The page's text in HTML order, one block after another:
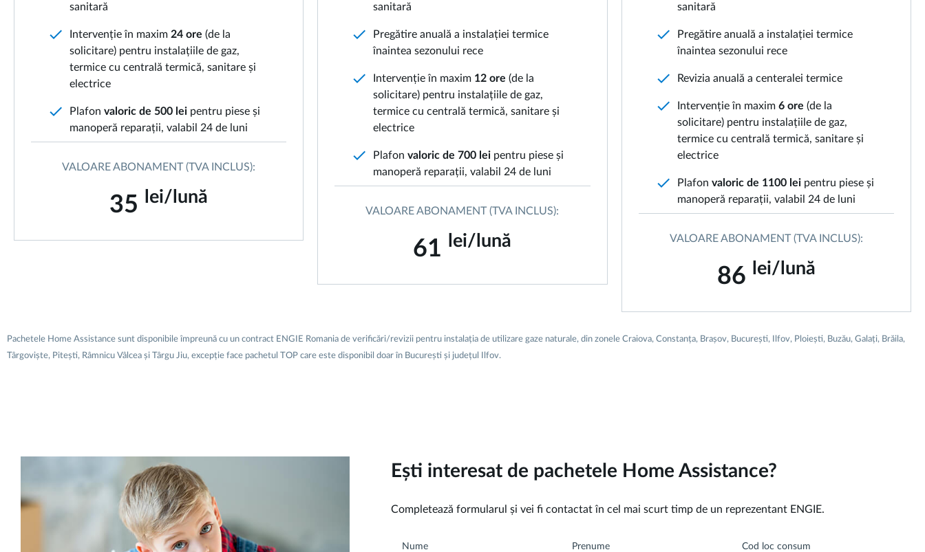
sanitară
check Intervenție în maxim 24 ore (de la
solicitare) pentru instalațiile de gaz,
termice cu centrală termică, sanitare și
electrice
check Plafon valoric de 500 lei pentru piese și
manoperă reparații, valabil 24 de luni
VALOARE ABONAMENT (TVA INCLUS):
35 lei/lună
sanitară
check
Pregătire anuală a instalației termice
înaintea sezonului rece
check Intervenție în maxim 12 ore (de la
solicitare) pentru instalațiile de gaz,
termice cu centrală termică, sanitare și
electrice
check Plafonvaloric de 700 lei pentru piese și
manoperă reparații, valabil 24 de luni
VALOARE ABONAMENT (TVA INCLUS):
61 lei/lună
sanitară
check
Pregătire anuală a instalației termice
înaintea sezonului rece
check Revizia anuală a centeralei termice
check Intervenție în maxim 6 ore (de la
solicitare) pentru instalațiile de gaz,
termice cu centrală termică, sanitare și
electrice
check Plafon valoric de 1100 leipentru piese și
manoperă reparații, valabil 24 de luni
VALOARE ABONAMENT (TVA INCLUS):
86 lei/lună
Pachetele Home Assistance sunt disponibile împreună cu un contract ENGIE Romania de verificări/revizii pentru instalația de utilizare gaze naturale, din zonele Craiova, Constanța, Brașov, București, Ilfov, Ploiești, Buzău, Galați, Brăila,
Târgoviște, Pitești, Râmnicu Vâlcea și Târgu Jiu, excepție face pachetul TOP care este disponibil doar în București și județul Ilfov.
Ești interesat de pachetele Home Assistance?
Completează formularul și vei fi contactat în cel mai scurt timp de un reprezentant ENGIE.
Nume Prenume Cod loc consum